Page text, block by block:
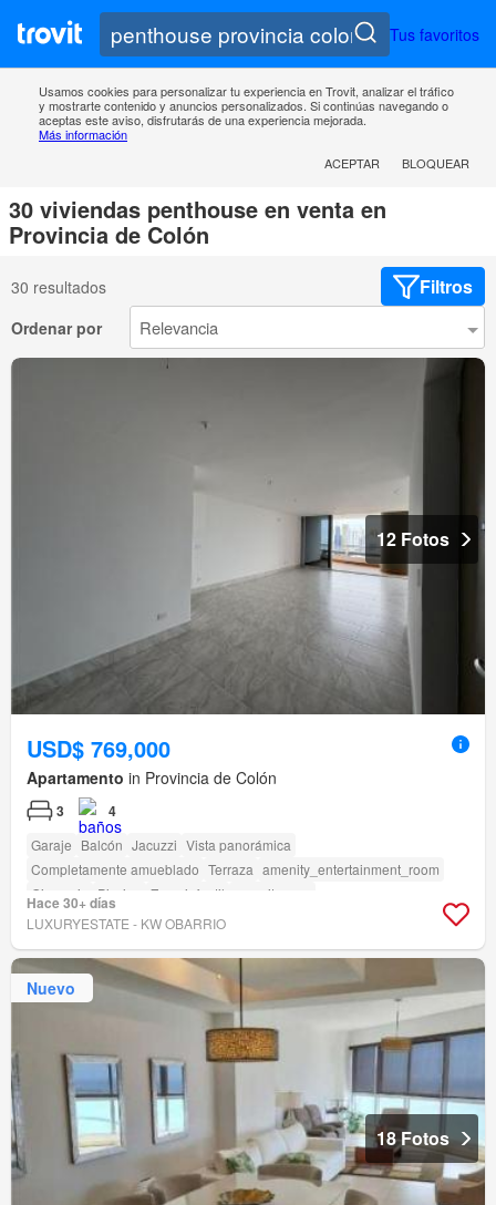
Tus favoritos
Usamos cookies para personalizar tu experiencia en Trovit, analizar el tráfico
y mostrarte contenido y anuncios personalizados. Si continúas navegando o
aceptas este aviso, disfrutarás de una experiencia mejorada.
Más información
ACEPTAR
BLOQUEAR
30 viviendas penthouse en venta en
Provincia de Colón
30 resultados Filtros
Ordenar por
12 Fotos
USD$ 769,000
Apartamento in Provincia de Colón
3 4
Garaje Balcón Jacuzzi Vista panorámica
Completamente amueblado Terraza amenity_entertainment_room
Gimnasio
Piscina Zona infantil amenity_spa
Hace 30+ días
LUXURYESTATE - KW OBARRIO
Nuevo
18 Fotos